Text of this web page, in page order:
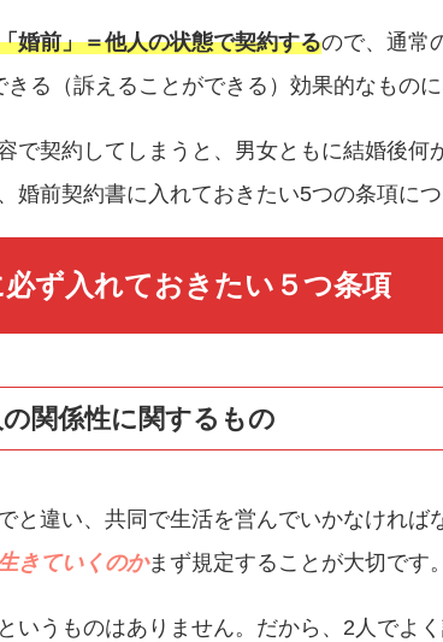
婚前」＝他人の状態で契約するので、通常
る（訴えることができる）効果的なものに
で契約してしまうと、男女ともに結婚後何
婚前契約書に入れておきたい5つの条項につ
ず入れておきたい５つ条項
関係性に関するもの
と違い、共同で生活を営んでいかなければ
きていくのかまず規定することが大切です。
いうものはありません。だから、2人でよ